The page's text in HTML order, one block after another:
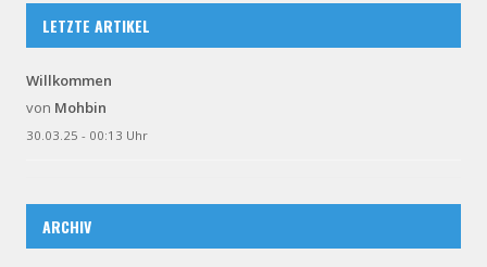
LETZTE ARTIKEL
Willkommen
von Mohbin
30.03.25 - 00:13 Uhr
ARCHIV